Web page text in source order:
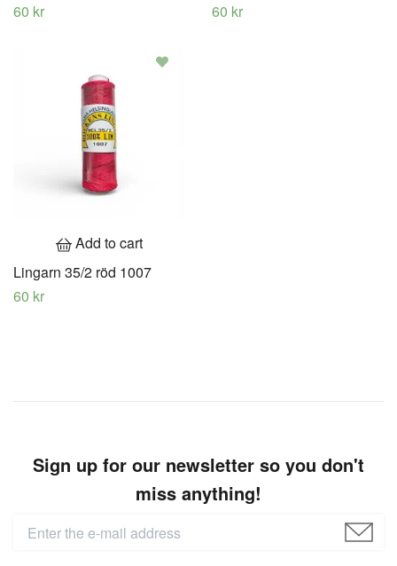
60 kr
60 kr
Add to cart
Lingarn 35/2 röd 1007
60 kr
Sign up for our newsletter so you don't
miss anything!